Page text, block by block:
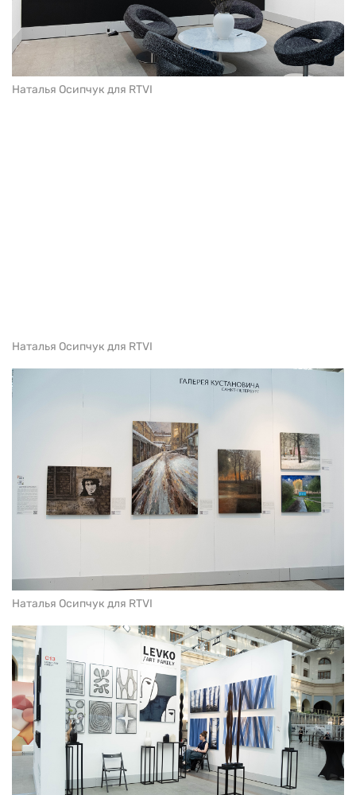
Наталья Осипчук для RTVI
Наталья Осипчук для RTVI
Наталья Осипчук для RTVI